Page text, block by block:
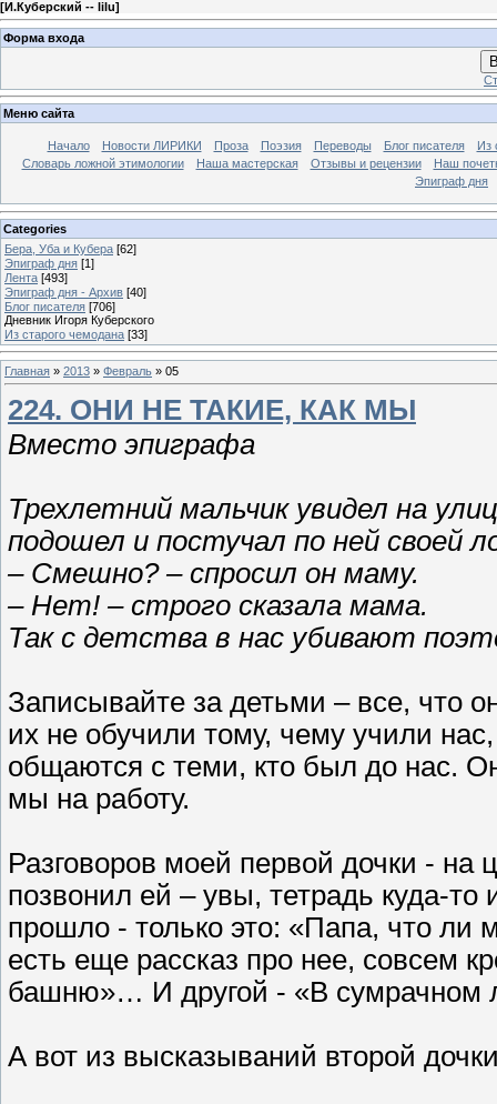
[И.Куберский -- lilu]
Форма входа
Меню сайта
Начало Новости ЛИРИКИ Проза Поэзия Переводы Блог писателя
Из
Словарь ложной этимологии
Наша мастерская Отзывы и рецензии
Наш
Эпиграф дня
Categories
Бера, Уба и Кубера [62]
Эпиграф дня [1]
Лента [493]
Эпиграф дня - Архив [40]
Блог писателя [706]
Дневник Игоря Куберского
Из старого чемодана [33]
Главная » 2013 » Февраль » 05
224. ОНИ НЕ ТАКИЕ, КАК МЫ
Вместо эпиграфа
Трехлетний мальчик увидел на
подошел и постучал по ней своей
– Смешно? – спросил он маму.
– Нет! – строго сказала мама.
Так с детства в нас убивают
Записывайте за детьми – все, что
их не обучили тому, чему учили
общаются с теми, кто был до нас.
мы на работу.
Разговоров моей первой дочки - на
позвонил ей – увы, тетрадь куда-то
прошло - только это: «Папа, что
есть еще рассказ про нее, совсем
башню»… И другой - «В сумрачном
А вот из высказываний второй